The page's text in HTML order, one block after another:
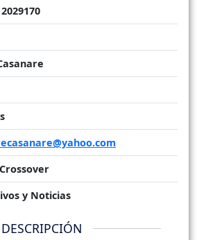
Crossover
y Noticias
DESCRIPCIÓN